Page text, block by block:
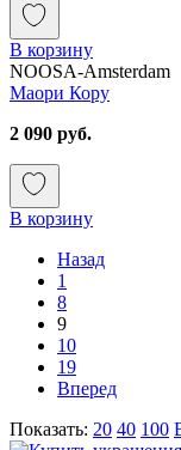
В корзину
NOOSA-Amsterdam
Маори Кору
2 090 руб.
В корзину
Назад
1
8
9
10
19
Вперед
Показать: 20 40 100